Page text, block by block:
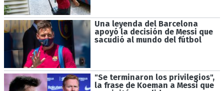
Una leyenda del Barcelona
apoyó la decisión de Messi que
sacudió al mundo del fútbol
"Se terminaron los privilegios",
la frase de Koeman a Messi que